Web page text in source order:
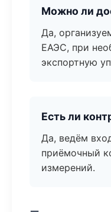
Можно ли
Да,
ЕАЭС, при
экспортную
Есть ли
Да, ведём
приёмочный
измерений.